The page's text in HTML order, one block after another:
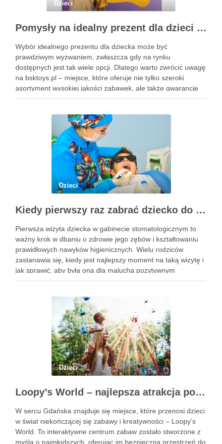
Dzieci
Pomysły na idealny prezent dla dzieci z BSKToys
Wybór idealnego prezentu dla dziecka może być
prawdziwym wyzwaniem, zwłaszcza gdy na rynku
dostępnych jest tak wiele opcji. Dlatego warto zwrócić uwagę
na bsktoys.pl – miejsce, które oferuje nie tylko szeroki
asortyment wysokiej jakości zabawek, ale także gwarancję
bezpieczeństwa i trwałości. Każdy rodzic pragnie, aby jego
Dzieci
Kiedy pierwszy raz zabrać dziecko do dentysty? Wskazówki dla rodziców
Pierwsza wizyta dziecka w gabinecie stomatologicznym to
ważny krok w dbaniu o zdrowie jego zębów i kształtowaniu
prawidłowych nawyków higienicznych. Wielu rodziców
zastanawia się, kiedy jest najlepszy moment na taką wizytę i
jak sprawić, aby była ona dla malucha pozytywnym
doświadczeniem. Na te pytania odpowiada doświadczony
Dzieci
Loopy’s World – najlepsza atrakcja pod dachem dla dzieci w Gdańsku
W sercu Gdańska znajduje się miejsce, które przenosi dzieci
w świat niekończącej się zabawy i kreatywności – Loopy’s
World. To interaktywne centrum zabaw zostało stworzone z
myślą o najmłodszych, oferując im bezpieczną przestrzeń do